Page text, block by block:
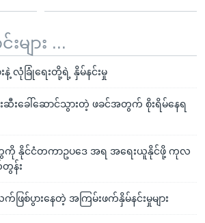
ျား ...
လုံခြုံရေးတို့ရဲ့ နှိမ်နင်းမှု
းခေါ်ဆောင်သွားတဲ့ ဖခင်အတွက် စိုးရိမ်နေရ
ကို နိုင်ငံတကာဥပဒေ အရ အရေးယူနိုင်ဖို့ ကုလ
န်း
စ်ပွားနေတဲ့ အကြမ်းဖက်နှိမ်နင်းမှုများ